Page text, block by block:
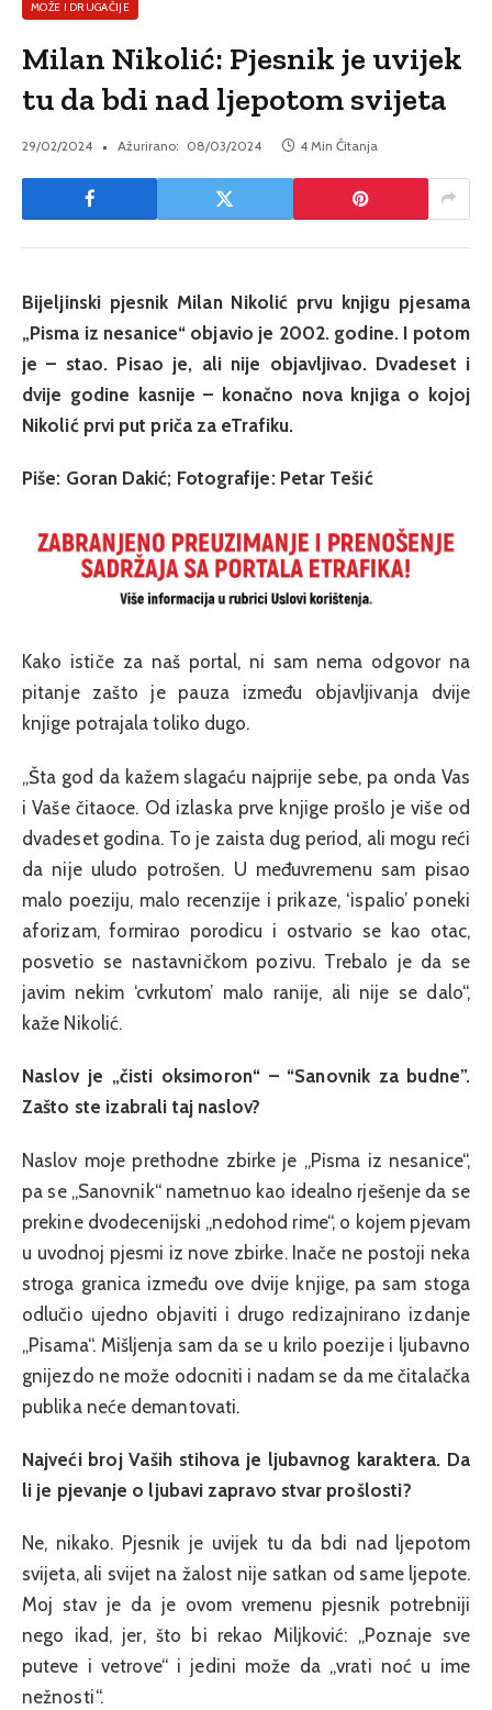
MOŽE I DRUGAČIJE
Milan Nikolić: Pjesnik je uvijek
tu da bdi nad ljepotom svijeta
29/02/2024 Ažurirano: 08/03/2024 4 Min Čitanja
Bijeljinski pjesnik Milan Nikolić prvu knjigu pjesama
„Pisma iz nesanice“ objavio je 2002. godine. I potom
je – stao. Pisao je, ali nije objavljivao. Dvadeset i
dvije godine kasnije – konačno nova knjiga o kojoj
Nikolić prvi put priča za eTrafiku.
Piše: Goran Dakić; Fotografije: Petar Tešić
Kako ističe za naš portal, ni sam nema odgovor na
pitanje zašto je pauza između objavljivanja dvije
knjige potrajala toliko dugo.
„Šta god da kažem slagaću najprije sebe, pa onda Vas
i Vaše čitaoce. Od izlaska prve knjige prošlo je više od
dvadeset godina. To je zaista dug period, ali mogu reći
da nije uludo potrošen. U međuvremenu sam pisao
malo poeziju, malo recenzije i prikaze, ‘ispalio’ poneki
aforizam, formirao porodicu i ostvario se kao otac,
posvetio se nastavničkom pozivu. Trebalo je da se
javim nekim ‘cvrkutom’ malo ranije, ali nije se dalo“,
kaže Nikolić.
Naslov je „čisti oksimoron“ – “Sanovnik za budne”.
Zašto ste izabrali taj naslov?
Naslov moje prethodne zbirke je „Pisma iz nesanice“,
pa se „Sanovnik“ nametnuo kao idealno rješenje da se
prekine dvodecenijski „nedohod rime“, o kojem pjevam
u uvodnoj pjesmi iz nove zbirke. Inače ne postoji neka
stroga granica između ove dvije knjige, pa sam stoga
odlučio ujedno objaviti i drugo redizajnirano izdanje
„Pisama“. Mišljenja sam da se u krilo poezije i ljubavno
gnijezdo ne može odocniti i nadam se da me čitalačka
publika neće demantovati.
Najveći broj Vaših stihova je ljubavnog karaktera. Da
li je pjevanje o ljubavi zapravo stvar prošlosti?
Ne, nikako. Pjesnik je uvijek tu da bdi nad ljepotom
svijeta, ali svijet na žalost nije satkan od same ljepote.
Moj stav je da je ovom vremenu pjesnik potrebniji
nego ikad, jer, što bi rekao Miljković: „Poznaje sve
puteve i vetrove“ i jedini može da „vrati noć u ime
nežnosti“.